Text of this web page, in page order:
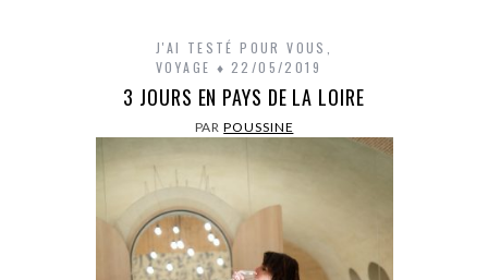
J'AI TESTÉ POUR VOUS
VOYAGE
22/05/2019
3 JOURS EN PAYS DE LA LOIRE
PARPOUSSINE